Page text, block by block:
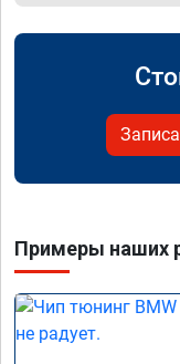
Примеры наших